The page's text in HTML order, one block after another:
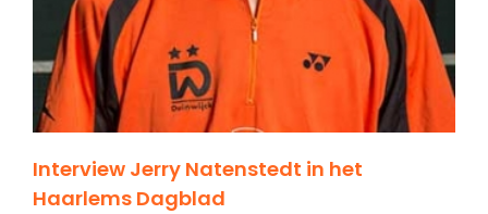
Interview Jerry Natenstedt in het
Haarlems Dagblad